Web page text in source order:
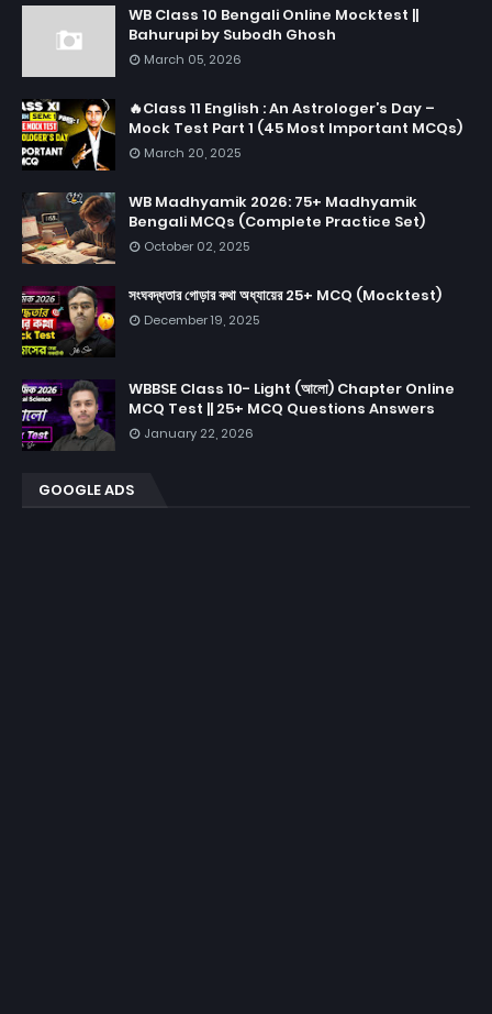
WB Class 10 Bengali Online Mocktest ||
Bahurupi by Subodh Ghosh
March 05, 2026
🔥Class 11 English : An Astrologer’s Day –
Mock Test Part 1 (45 Most Important MCQs)
March 20, 2025
WB Madhyamik 2026: 75+ Madhyamik
Bengali MCQs (Complete Practice Set)
October 02, 2025
সংঘবদ্ধতার গোড়ার কথা অধ্যায়ের 25+ MCQ (Mocktest)
December 19, 2025
WBBSE Class 10- Light (আলো) Chapter Online
MCQ Test || 25+ MCQ Questions Answers
January 22, 2026
GOOGLE ADS